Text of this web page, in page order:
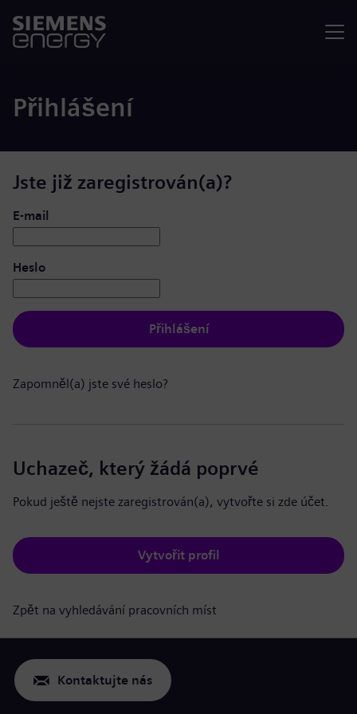
Přihlášení
Jste již zaregistrován(a)?
Přihlášení: uživatel a heslo
E-mail
Heslo
Přihlášení
Zapomněl(a) jste své heslo?
Uchazeč, který žádá poprvé
Pokud ještě nejste zaregistrován(a), vytvořte si zde účet.
Vytvořit profil
Zpět na vyhledávání pracovních míst
Kontaktujte nás